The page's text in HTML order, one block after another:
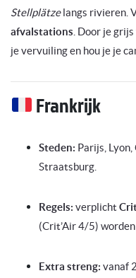
Stellplätzelangs rivieren.
afvalstations . Door je
je vervuiling en hou je je
Frankrijk
Steden: Parijs,
Straatsburg.
Regels: verplicht
(Crit’Air 4/5)
Extra streng: vanaf